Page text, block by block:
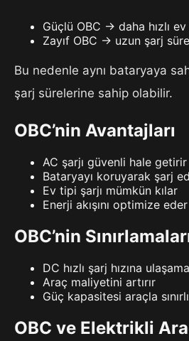
Güçlü OBC → daha hızlı ev
Zayıf OBC → uzun şarj
Bu nedenle aynı bataryaya
şarj sürelerine sahip olabilir.
OBC’nin Avantajları
AC şarjı güvenli hale getirir
Bataryayı koruyarak şarj
Ev tipi şarjı mümkün kılar
Enerji akışını optimize eder
OBC’nin
DC hızlı şarj hızına
Araç maliyetini artırır
Güç kapasitesi araçla
OBC ve Elektrikli